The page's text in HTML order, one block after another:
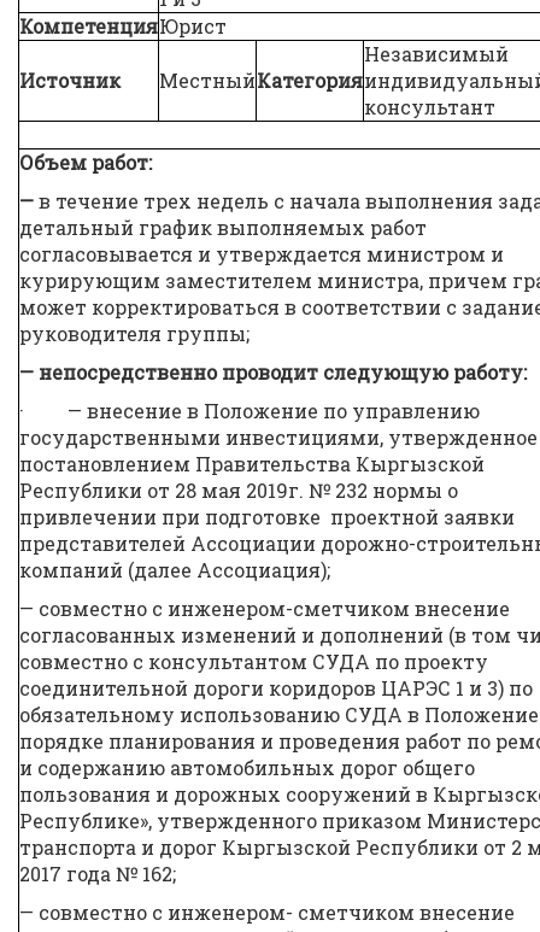
КомпетенцияЮрист
Источник МестныйКатегория
Независимый
консультант
Объем работ:
—в течение трех недель с начала выполнения
детальный график выполняемых работ
согласовывается и утверждается министром и
курирующим заместителем министра, причем
может корректироваться в соответствии с
руководителя группы;
— непосредственно проводит следующую работу:
· — внесение в Положение по управлению
государственными инвестициями, утвержденное
постановлением Правительства Кыргызской
Республики от 28 мая 2019г. № 232 нормы о
привлечении при подготовке проектной заявки
представителей Ассоциации дорожно-
компаний (далее Ассоциация);
— совместно с инженером-сметчиком внесение
согласованных изменений и дополнений (в том
совместно с консультантом СУДА по проекту
соединительной дороги коридоров ЦАРЭС 1 и 3) по
обязательному использованию СУДА в Положение
порядке планирования и проведения работ по
и содержанию автомобильных дорог общего
пользования и дорожных сооружений в
Республике», утвержденного приказом
транспорта и дорог Кыргызской Республики от 2
2017 года № 162;
— совместно с инженером- сметчиком внесение